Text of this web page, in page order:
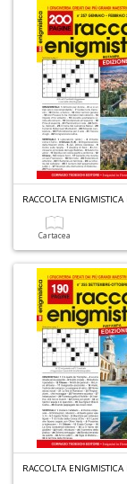
RACCOLTA
Cartacea
RACCOLTA